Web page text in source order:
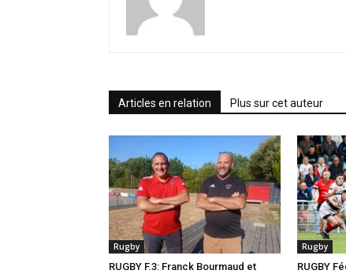
Articles en relation Plus sur cet auteur
Rugby
RUGBY F.3: Franck Bourmaud et
Rugby
RUGBY